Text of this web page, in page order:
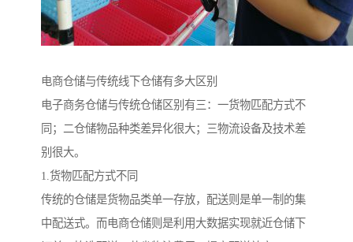
电商仓储与传统线下仓储有多大区别
电子商务仓储与传统仓储区别有三：一货物匹配方式不
同；二仓储物品种类差异化很大；三物流设备及技术差
别很大。
1.货物匹配方式不同
传统的仓储是货物品类单一存放，配送则是单一制的集
中配送式。而电商仓储则是利用大数据实现就近仓储下